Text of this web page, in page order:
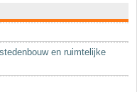
en ruimtelijke